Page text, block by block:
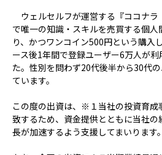
ウェルセルフが運営する『ココナ
で唯一の知識・スキルを売買する個
り、かつワンコイン500円という購入
ース後1年間で登録ユーザー6万人が
た。性別を問わず20代後半から30代
ています。
この度の出資は、※１当社の投資育成
致するため、資金提供とともに当社
長が加速するよう支援してまいります。